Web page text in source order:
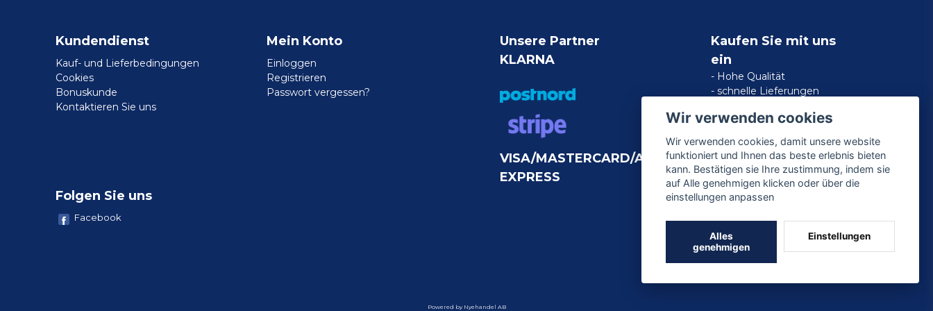
Kundendienst
Kauf- und Lieferbedingungen
Cookies
Bonuskunde
Kontaktieren Sie uns
Mein Konto
Einloggen
Registrieren
Passwort vergessen?
Unsere Partner
KLARNA
VISA/MASTERCARD/AMERICAN
EXPRESS
Kaufen Sie mit uns
ein
- Hohe Qualität
- schnelle Lieferungen
Folgen Sie uns
Facebook
Powered by Nyehandel AB
Wir verwenden cookies
Wir verwenden cookies, damit unsere website
funktioniert und Ihnen das beste erlebnis bieten
kann. Bestätigen sie Ihre zustimmung, indem sie
auf Alle genehmigen klicken oder über die
einstellungen anpassen
Alles
genehmigen
Einstellungen